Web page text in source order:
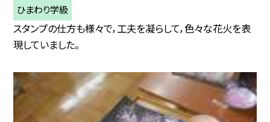
ひまわり学級
スタンプの仕方も様々で，工夫を凝らして，色々な花火を表
現していました。